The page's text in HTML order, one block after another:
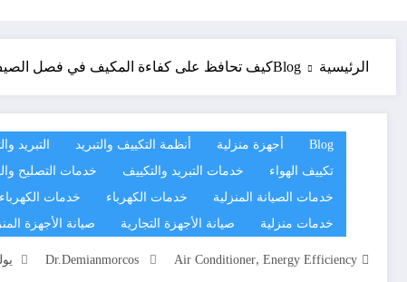
الرئيسية Blogكيف تحافظ على كفاءة المكيف في فصل الصيف
Blog أجهزة منزلية أنظمة التكييف والتبريد التبريد
تكييف الهواء
خدمات التبريد والتكييف خدمات التصليح
خدمات الصيانة المنزلية
خدمات الكهرباء خدمات
خدمات منزلية
صيانة الأجهزة التجارية صيانة الأجهزة
Air Conditioner, Energy Efficiency
Dr.demianmorcos يوليو